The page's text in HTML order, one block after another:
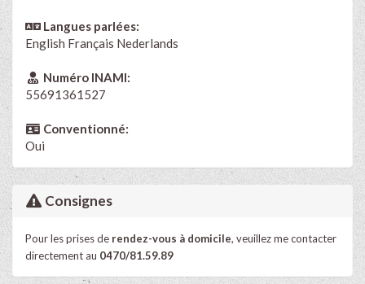
Langues parlées:
English Français Nederlands
Numéro INAMI:
55691361527
Conventionné:
Oui
Consignes
Pour les prises de rendez-vous à domicile, veuillez me contacter
directement au 0470/81.59.89